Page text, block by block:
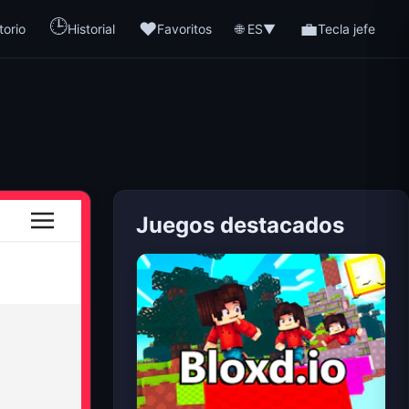
🕒Historial ❤️Favoritos 🌐 ES▼ 💼Tecla jefe
Juegos destacados